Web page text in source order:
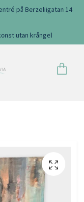
på Berzeliigatan 14
utan krångel